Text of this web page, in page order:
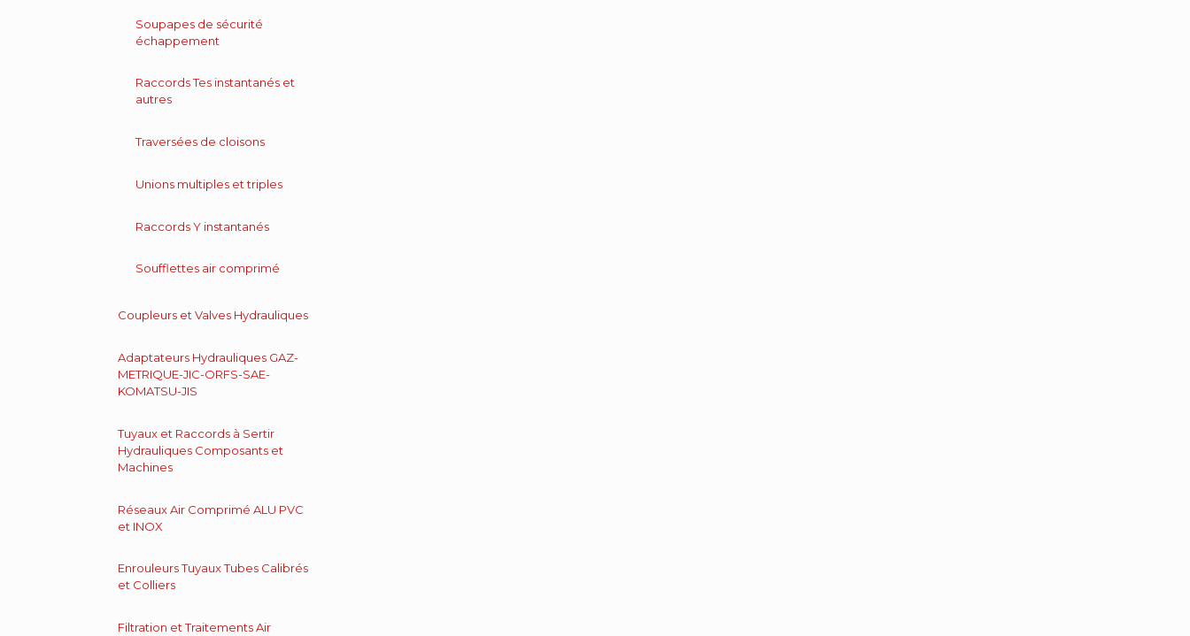
Soupapes de sécurité
échappement
Raccords Tes instantanés et
autres
Traversées de cloisons
Unions multiples et triples
Raccords Y instantanés
Soufflettes air comprimé
Coupleurs et Valves Hydrauliques
Adaptateurs Hydrauliques GAZ-
METRIQUE-JIC-ORFS-SAE-
KOMATSU-JIS
Tuyaux et Raccords à Sertir
Hydrauliques Composants et
Machines
Réseaux Air Comprimé ALU PVC
et INOX
Enrouleurs Tuyaux Tubes Calibrés
et Colliers
Filtration et Traitements Air